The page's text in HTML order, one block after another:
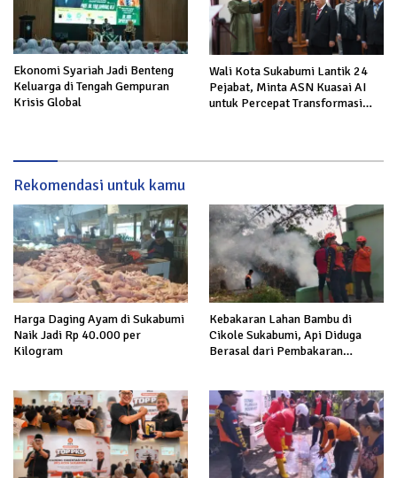
Ekonomi Syariah Jadi Benteng
Keluarga di Tengah Gempuran
Krisis Global
Wali Kota Sukabumi Lantik 24
Pejabat, Minta ASN Kuasai AI
untuk Percepat Transformasi
Rekomendasi untuk kamu
Harga Daging Ayam di Sukabumi
Naik Jadi Rp 40.000 per
Kilogram
Kebakaran Lahan Bambu di
Cikole Sukabumi, Api Diduga
Berasal dari Pembakaran